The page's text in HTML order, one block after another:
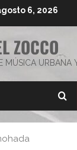
6, 2026
ZOCCO
MÚSICA URBANA